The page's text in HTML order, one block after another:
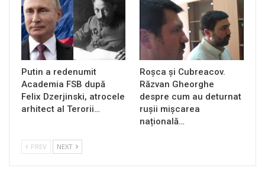
Putin a redenumit
Academia FSB după
Felix Dzerjinski, atrocele
arhitect al Terorii…
Roșca și Cubreacov.
Răzvan Gheorghe
despre cum au deturnat
rușii mișcarea
națională…
PREV NEXT